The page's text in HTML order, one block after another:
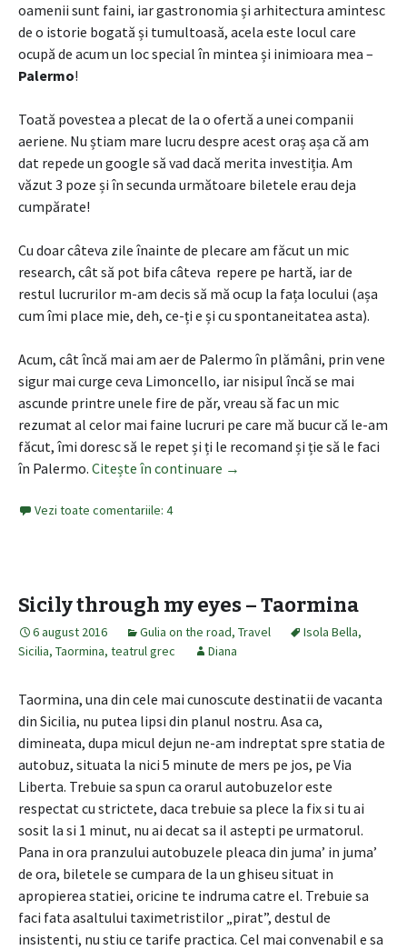
oamenii sunt faini, iar gastronomia și arhitectura amintesc
de o istorie bogată și tumultoasă, acela este locul care
ocupă de acum un loc special în mintea și inimioara mea –
Palermo!
Toată povestea a plecat de la o ofertă a unei companii
aeriene. Nu știam mare lucru despre acest oraș așa că am
dat repede un google să vad dacă merita investiția. Am
văzut 3 poze și în secunda următoare biletele erau deja
cumpărate!
Cu doar câteva zile înainte de plecare am făcut un mic
research, cât să pot bifa câteva repere pe hartă, iar de
restul lucrurilor m-am decis să mă ocup la fața locului (așa
cum îmi place mie, deh, ce-ți e și cu spontaneitatea asta).
Acum, cât încă mai am aer de Palermo în plămâni, prin vene
sigur mai curge ceva Limoncello, iar nisipul încă se mai
ascunde printre unele fire de păr, vreau să fac un mic
rezumat al celor mai faine lucruri pe care mă bucur că le-am
făcut, îmi doresc să le repet și ți le recomand și ție să le faci
în Palermo. Citește în continuare 5 lucruri mișto de făcut în
→
Vezi toate comentariile: 4
Sicily through my eyes – Taormina
6 august 2016 Gulia on the road, Travel Isola Bella,
Sicilia, Taormina, teatrul grec Diana
Taormina, una din cele mai cunoscute destinatii de vacanta
din Sicilia, nu putea lipsi din planul nostru. Asa ca,
dimineata, dupa micul dejun ne-am indreptat spre statia de
autobuz, situata la nici 5 minute de mers pe jos, pe Via
Liberta. Trebuie sa spun ca orarul autobuzelor este
respectat cu strictete, daca trebuie sa plece la fix si tu ai
sosit la si 1 minut, nu ai decat sa il astepti pe urmatorul.
Pana in ora pranzului autobuzele pleaca din juma’ in juma’
de ora, biletele se cumpara de la un ghiseu situat in
apropierea statiei, oricine te indruma catre el. Trebuie sa
faci fata asaltului taximetristilor „pirat”, destul de
insistenti, nu stiu ce tarife practica. Cel mai convenabil e sa